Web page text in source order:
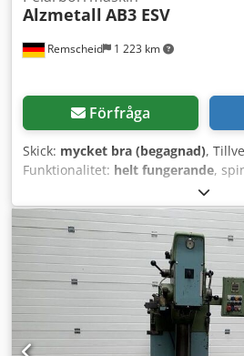
Remscheid 1 223 km
Alzmetall AB3 ESV
Förfråga
Skick: mycket bra (begagnad),
Funktionalitet: helt fungerande,
1 750 varv/min,
strupdjup:180 mm, En
Alzmetall säljes i gott, begagnat
bilderna. Tekniska data: •
Rrspfx Afujha • Modell: AB3-ESV •
varv/min • Slaglängd: ca 180 mm •
0,1/0,2/0,3 mm/varv •
• Utrustad med kylvätskepump •
Vikt: ca 470 kg • Skick: Begagnad,